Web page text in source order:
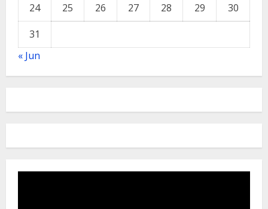
24
25 26 27 28 29
30
31
« Jun